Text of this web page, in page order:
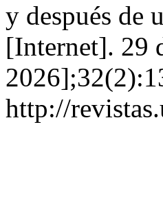
y después de
[Internet]. 29
http://